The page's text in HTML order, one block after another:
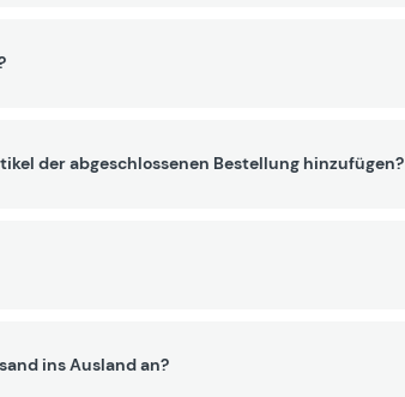
der abgeschlossenen Bestellung hinzufügen?
ins Ausland an?